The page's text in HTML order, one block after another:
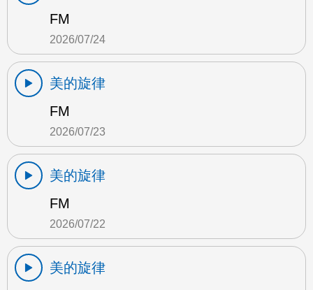
FM
2026/07/24
美的旋律
FM
2026/07/23
美的旋律
FM
2026/07/22
美的旋律